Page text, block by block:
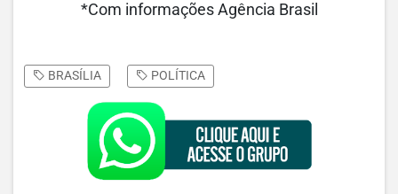
*Com informações Agência Brasil
BRASÍLIA POLÍTICA